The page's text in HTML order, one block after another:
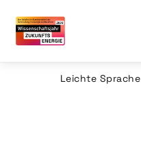
Leichte Sprache